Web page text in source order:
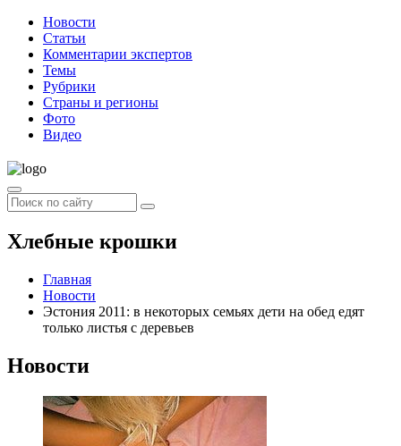
Новости
Статьи
Комментарии экспертов
Темы
Рубрики
Страны и регионы
Фото
Видео
Хлебные крошки
Главная
Новости
Эстония 2011: в некоторых семьях дети на обед едят
только листья с деревьев
Новости